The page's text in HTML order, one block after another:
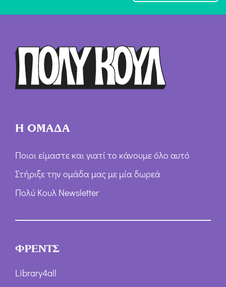
ή
Η ΟΜΑΔΑ
Ποιοι είμαστε και γιατί το κάνουμε όλο αυτό
Στήριξε την ομάδα μας με μία δωρεά
Πολύ Κουλ Newsletter
ΦΡΕΝΤΣ
Library4all